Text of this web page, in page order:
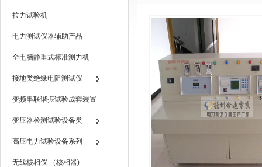
拉力试验机
电力测试仪器辅助产品
全电脑静重式标准测力机
接地类绝缘电阻测试仪
变频串联谐振试验成套装置
变压器检测试验设备类
高压电力试验设备系列
无线核相仪 （核相器)